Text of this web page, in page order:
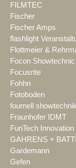
FILMTEC
Fischer
Fischer Amps
flashlight
Flottmeier &
Focon Showtechnic
Focusrite
Fohhn
Fotoboden
fournell showtechnik
Fraunhofer IDMT
FunTech Innovation
GAHRENS +
Gardemann
Gefen